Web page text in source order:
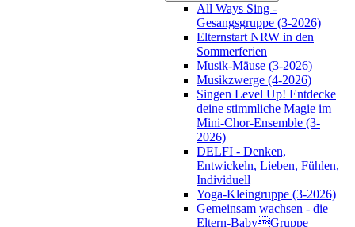
All Ways Sing -
Gesangsgruppe (3-2026)
Elternstart NRW in den
Sommerferien
Musik-Mäuse (3-2026)
Musikzwerge (4-2026)
Singen Level Up! Entdecke
deine stimmliche Magie im
Mini-Chor-Ensemble (3-
2026)
DELFI - Denken,
Entwickeln, Lieben, Fühlen,
Individuell
Yoga-Kleingruppe (3-2026)
Gemeinsam wachsen - die
Eltern-BabyGruppe